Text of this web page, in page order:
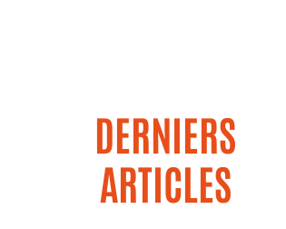
DERNIERS
ARTICLES